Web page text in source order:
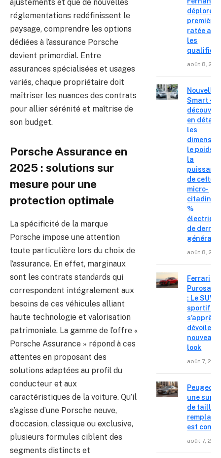
ajustements et que de nouvelles
réglementations redéfinissent le
paysage, comprendre les options
dédiées à l’assurance Porsche
devient primordial. Entre
assurances spécialisées et usages
variés, chaque propriétaire doit
maîtriser les nuances des contrats
pour allier sérénité et maîtrise de
son budget.
Porsche Assurance en
2025 : solutions sur
mesure pour une
protection optimale
La spécificité de la marque
Porsche impose une attention
toute particulière lors du choix de
l’assurance. En effet, marginaux
sont les contrats standards qui
correspondent intégralement aux
besoins de ces véhicules alliant
haute technologie et valorisation
patrimoniale. La gamme de l’offre «
Porsche Assurance » répond à ces
attentes en proposant des
solutions adaptées au profil du
conducteur et aux
caractéristiques de la voiture. Qu’il
s’agisse d’une Porsche neuve,
d’occasion, classique ou exclusive,
plusieurs formules ciblent des
segments distincts et
déplore
première
ratée
les
août 8,
Nouvelle
Smart #2
en détail
les
le poids
la
de cette
micro-
citadine
%
de
août 8,
Ferrari
: Le SUV
sportif
s’apprête
dévoiler
nouveau
look
août 7,
Peugeot
une
de taille,
est
août 7,